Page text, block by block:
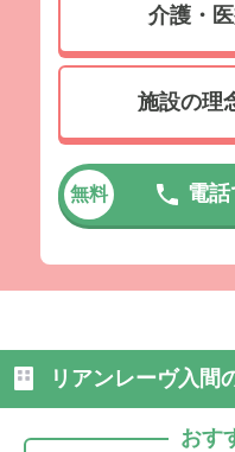
介護・
施設の理
無料 電
リアンレーヴ入間
おす